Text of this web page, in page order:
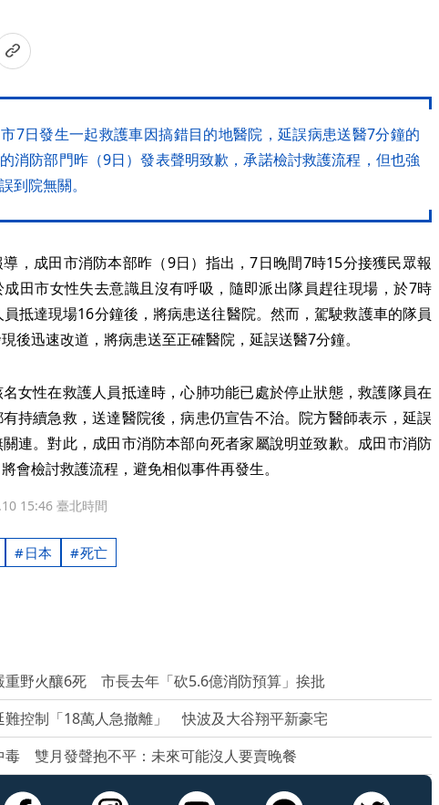
7日發生一起救護車因搞錯目的地醫院，延誤病患送醫7分鐘的
消防部門昨（9日）發表聲明致歉，承諾檢討救護流程，但也強
到院無關。
，成田市消防本部昨（9日）指出，7日晚間7時15分接獲民眾報
田市女性失去意識且沒有呼吸，隨即派出隊員趕往現場，於7時
抵達現場16分鐘後，將病患送往醫院。然而，駕駛救護車的隊員
後迅速改道，將病患送至正確醫院，延誤送醫7分鐘。
女性在救護人員抵達時，心肺功能已處於停止狀態，救護隊員在
持續急救，送達醫院後，病患仍宣告不治。院方醫師表示，延誤
連。對此，成田市消防本部向死者家屬說明並致歉。成田市消防
會檢討救護流程，避免相似事件再發生。
15:46 臺北時間
日本 死亡
重野火釀6死 市長去年「砍5.6億消防預算」挨批
難控制「18萬人急撤離」 快波及大谷翔平新豪宅
毒 雙月發聲抱不平：未來可能沒人要賣晚餐